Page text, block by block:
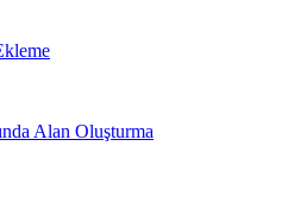
Alan Oluşturma